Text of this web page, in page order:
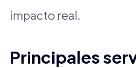
impacto real.
Principales